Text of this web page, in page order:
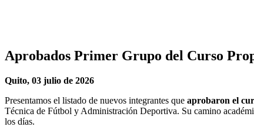
Aprobados Primer Grupo del Curso
Quito, 03 julio de 2026
Presentamos el listado de nuevos integrantes que aprobaron el
Técnica de Fútbol y Administración Deportiva. Su camino
los días.